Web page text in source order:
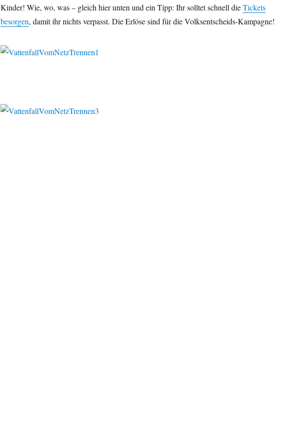
Kinder! Wie, wo, was – gleich hier unten und ein Tipp: Ihr solltet schnell dieTickets
besorgen, damit ihr nichts verpasst. Die Erlöse sind für die Volksentscheids-Kampagne!